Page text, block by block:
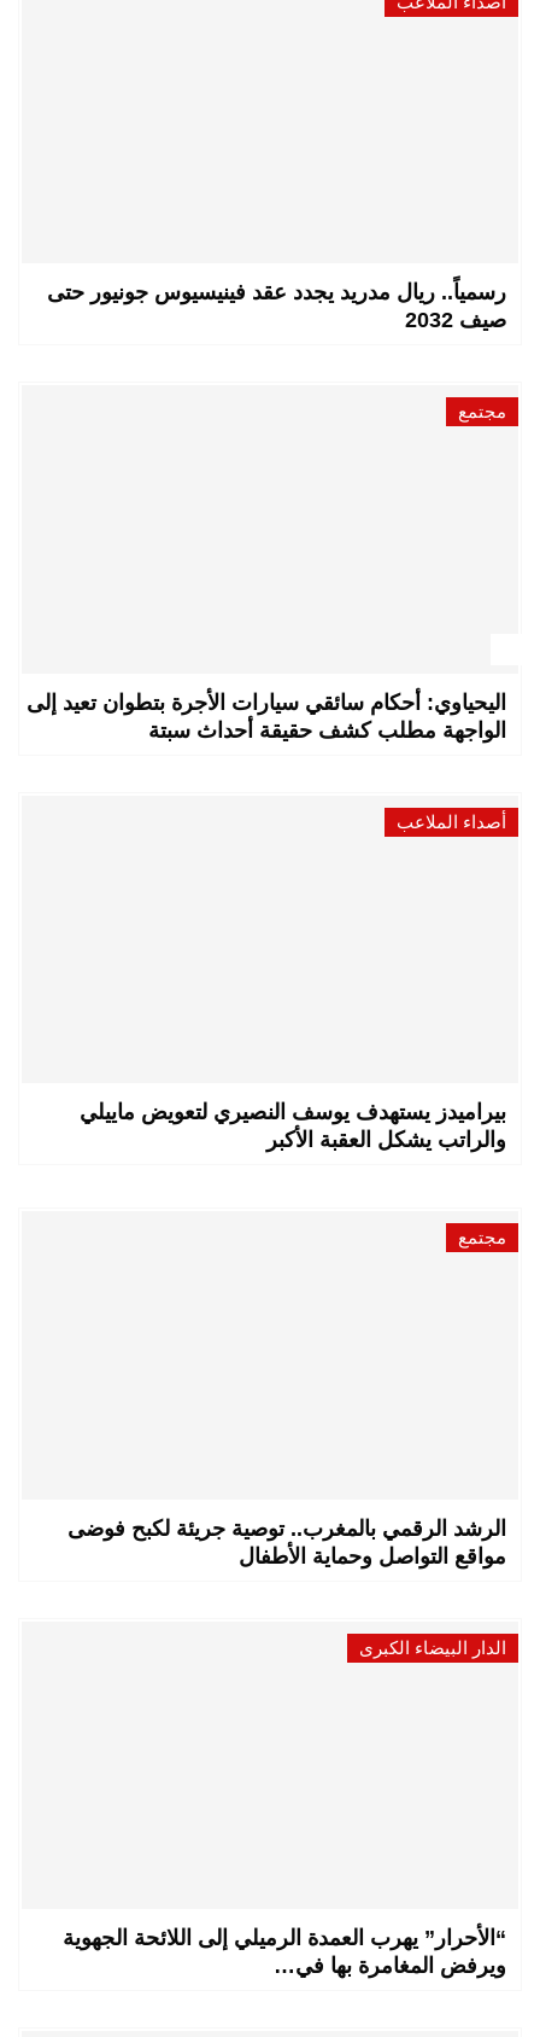
رسمياً.. ريال مدريد يجدد عقد فينيسيوس جونيور حتى
صيف 2032
مجتمع
اليحياوي: أحكام سائقي سيارات الأجرة بتطوان تعيد إلى
الواجهة مطلب كشف حقيقة أحداث سبتة
أصداء الملاعب
بيراميدز يستهدف يوسف النصيري لتعويض ماييلي
والراتب يشكل العقبة الأكبر
مجتمع
الرشد الرقمي بالمغرب.. توصية جريئة لكبح فوضى
مواقع التواصل وحماية الأطفال
الدار البيضاء الكبرى
“الأحرار” يهرب العمدة الرميلي إلى اللائحة الجهوية
ويرفض المغامرة بها في…